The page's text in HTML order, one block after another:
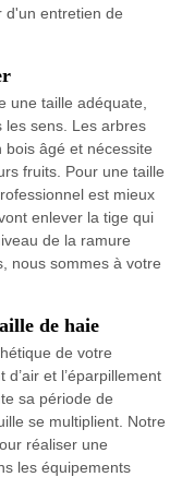
d'un entretien de
une taille adéquate,
les sens. Les arbres
âgé et nécessite
fruits. Pour une taille
est mieux
enlever la tige qui
de la ramure
nous sommes à votre
de haie
de votre
et l’éparpillement
sa période de
se multiplient. Notre
réaliser une
les équipements